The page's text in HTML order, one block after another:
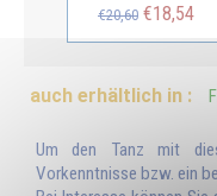
€20,60 €18,54
auch erhältlich in :
Um den Tanz mit
Vorkenntnisse bzw. ein